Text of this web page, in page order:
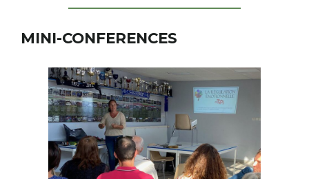
MINI-CONFERENCES